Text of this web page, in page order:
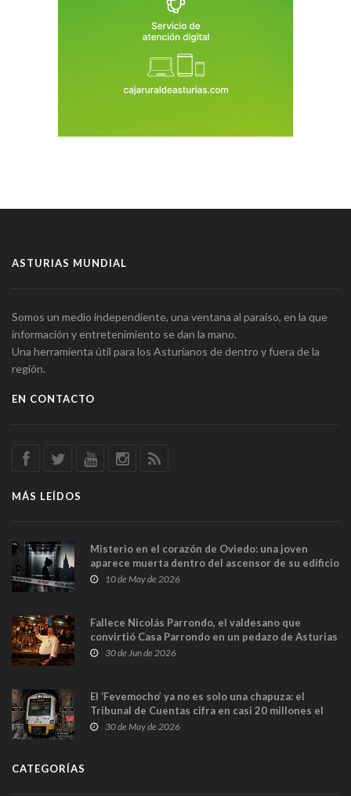
ASTURIAS MUNDIAL
Somos un medio independiente, una ventana al paraíso, en la que
información y entretenimiento se dan la mano.
Una herramienta útil para los Asturianos de dentro y fuera de la
región.
EN CONTACTO
MÁS LEÍDOS
Misterio en el corazón de Oviedo: una joven
aparece muerta dentro del ascensor de su edificio
y las cámaras captan sus últimos minutos
10 de May de 2026
Fallece Nicolás Parrondo, el valdesano que
convirtió Casa Parrondo en un pedazo de Asturias
en Madrid
30 de Jun de 2026
El ‘Fevemocho’ ya no es solo una chapuza: el
Tribunal de Cuentas cifra en casi 20 millones el
sobrecoste de los trenes que no cabían por los
30 de May de 2026
CATEGORÍAS